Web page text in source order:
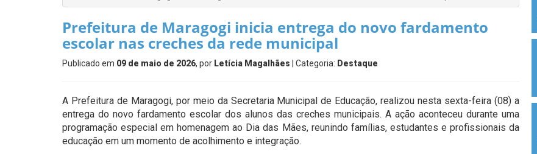
Prefeitura de Maragogi inicia entrega do novo fardamento
escolar nas creches da rede municipal
Publicado em 09 de maio de 2026, por Letícia Magalhães | Categoria: Destaque
A Prefeitura de Maragogi, por meio da Secretaria Municipal de Educação, realizou nesta sexta-feira (08) a
entrega do novo fardamento escolar dos alunos das creches municipais. A ação aconteceu durante uma
programação especial em homenagem ao Dia das Mães, reunindo famílias, estudantes e profissionais da
educação em um momento de acolhimento e integração.